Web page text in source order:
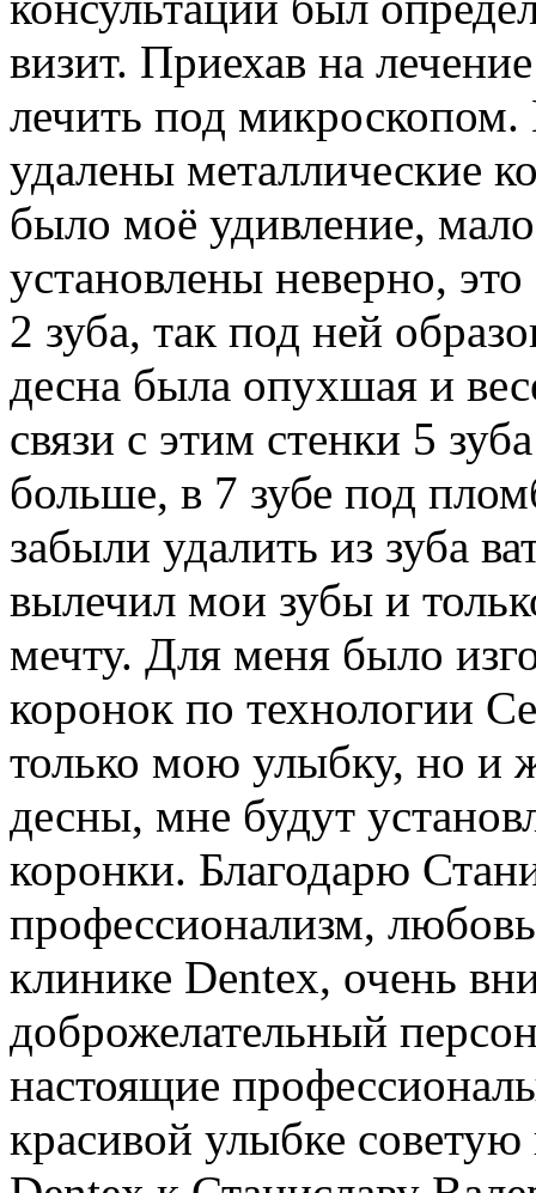
визит. Приехав на
лечить под
удалены металлические
было моё удивление,
установлены неверно,
2 зуба, так под ней
десна была опухшая и
связи с этим стенки 5
больше, в 7 зубе под
забыли удалить из зуба
вылечил мои зубы и
мечту. Для меня было
коронок по технологии
только мою улыбку, но и
десны, мне будут
коронки. Благодарю
профессионализм,
клинике Dentex, очень
доброжелательный
настоящие
красивой улыбке